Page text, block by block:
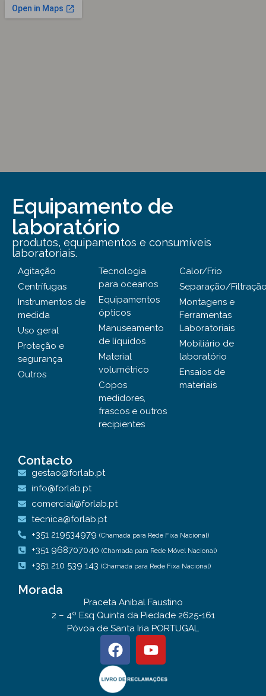
Equipamento de
laboratório
produtos, equipamentos e consumíveis
laboratoriais.
Agitação
Centrífugas
Instrumentos de
medida
Uso geral
Proteção e
segurança
Outros
Tecnologia
para oceanos
Equipamentos
ópticos
Manuseamento
de líquidos
Material
volumétrico
Copos
medidores,
frascos e outros
recipientes
Calor/Frio
Separação/
Montagens e
Ferramentas
Laboratoriais
Mobiliário de
laboratório
Ensaios de
materiais
Contacto
gestao@forlab.pt
info@forlab.pt
comercial@forlab.pt
tecnica@forlab.pt
+351 219534979 (Chamada para Rede Fixa Nacional)
+351 968707040 (Chamada para Rede Móvel Nacional)
+351 210 539 143 (Chamada para Rede Fixa Nacional)
Morada
Praceta Anibal Faustino
2 – 4º Esq Quinta da Piedade 2625-161
Póvoa de Santa Iria PORTUGAL